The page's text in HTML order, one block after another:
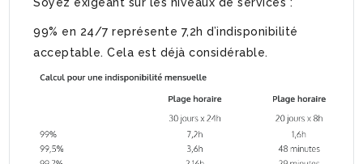
99% en 24/7 représente 7,2h d’indisponibilité
acceptable. Cela est déjà considérable.